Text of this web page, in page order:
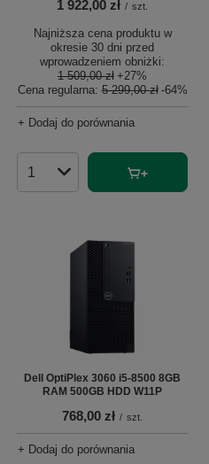
1 922,00 zł / szt.
Najniższa cena produktu w
okresie 30 dni przed
wprowadzeniem obniżki:
1 509,00 zł +27%
Cena regularna:5 299,00 zł -64%
+ Dodaj do porównania
Ilość produktów
Dell OptiPlex 3060 i5-8500 8GB
RAM 500GB HDD W11P
768,00 zł / szt.
+ Dodaj do porównania